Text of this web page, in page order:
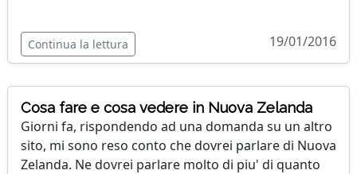
Continua la lettura 19/01/2016
Cosa fare e cosa vedere in Nuova Zelanda
Giorni fa, rispondendo ad una domanda su un altro
sito, mi sono reso conto che dovrei parlare di Nuova
Zelanda. Ne dovrei parlare molto di piu' di quanto